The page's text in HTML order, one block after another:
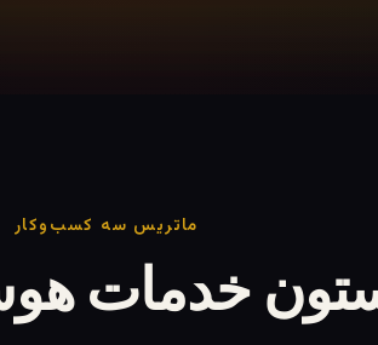
ماتریس سه کسب‌وکار
خدمات